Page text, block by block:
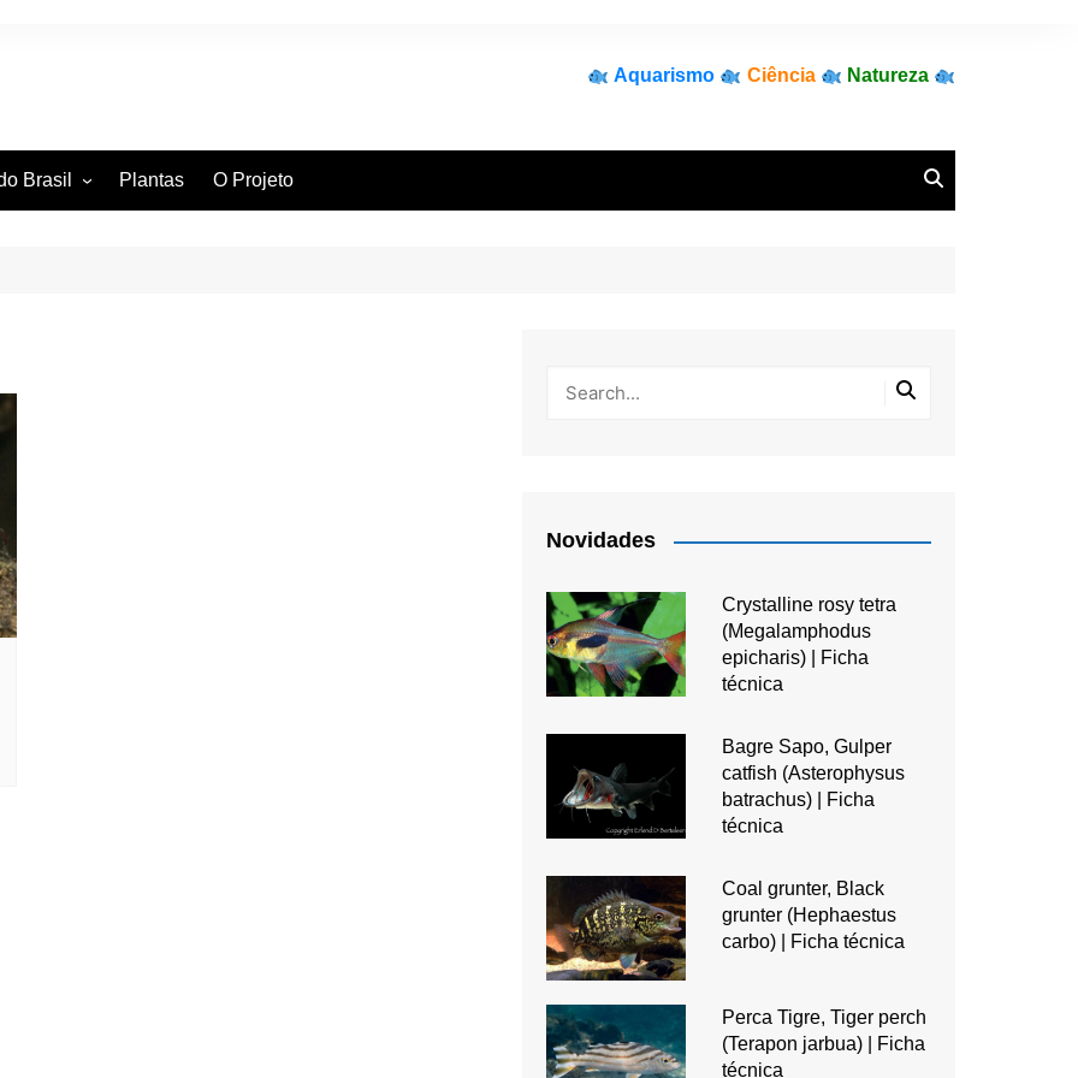
Aquarismo Ciência Natureza
Brasil Plantas O Projeto
Novidades
Crystalline rosy tetra
(Megalamphodus
epicharis) | Ficha
técnica
Bagre Sapo, Gulper
catfish (Asterophysus
batrachus) | Ficha
técnica
Coal grunter, Black
grunter (Hephaestus
carbo) | Ficha técnica
Perca Tigre, Tiger perch
(Terapon jarbua) | Ficha
técnica